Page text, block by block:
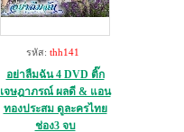
รหัส: thh141
อย่าลืมฉัน 4 DVD ติ๊ก
เจษฎาภรณ์ ผลดี & แอน
ทองประสม ดูละครไทย
ช่อง3 จบ